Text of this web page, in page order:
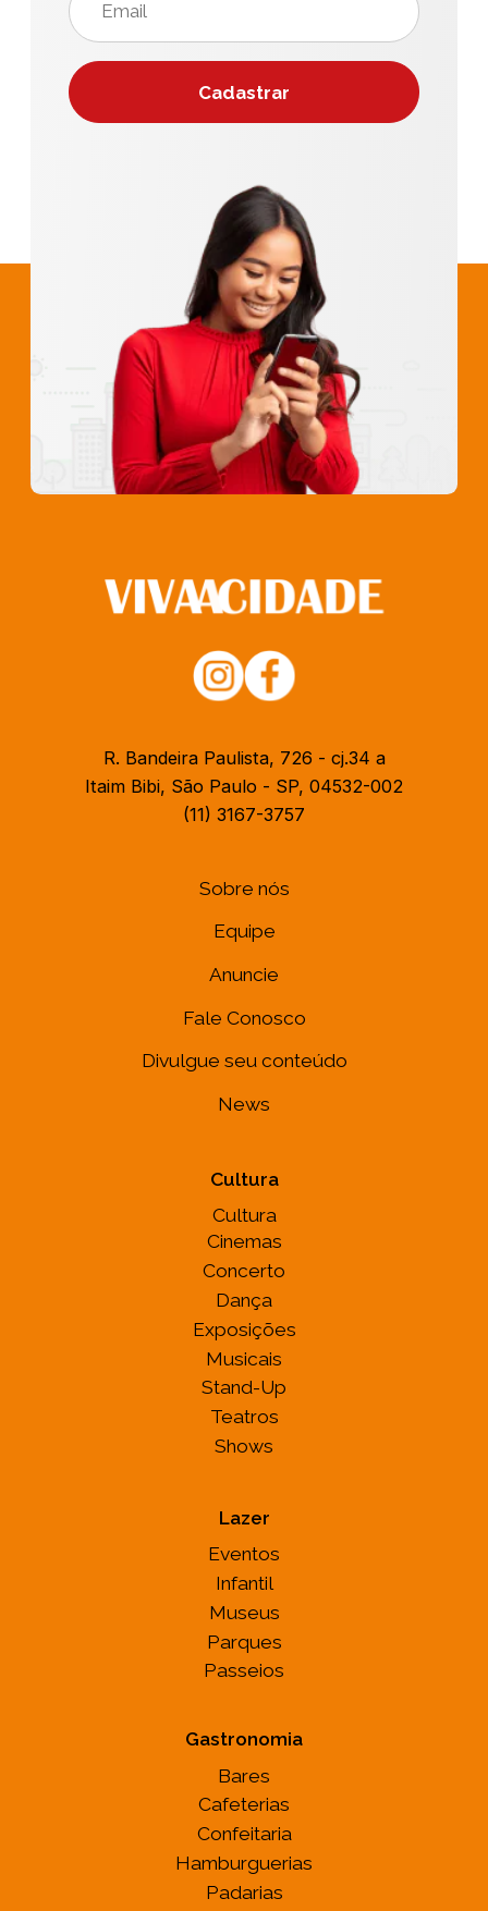
R. Bandeira Paulista, 726 - cj.34 a
Itaim Bibi, São Paulo - SP, 04532-002
(11) 3167-3757
Sobre nós
Equipe
Anuncie
Fale Conosco
Divulgue seu conteúdo
News
Cultura
Cultura
Cinemas
Concerto
Dança
Exposições
Musicais
Stand-Up
Teatros
Shows
Lazer
Eventos
Infantil
Museus
Parques
Passeios
Gastronomia
Bares
Cafeterias
Confeitaria
Hamburguerias
Padarias